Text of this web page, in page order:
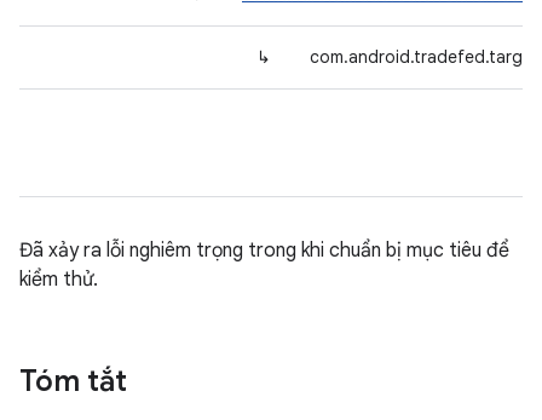
↳
Đã xảy ra lỗi nghiêm trọng trong khi chuẩn bị mục tiêu để
kiểm thử.
Tóm tắt